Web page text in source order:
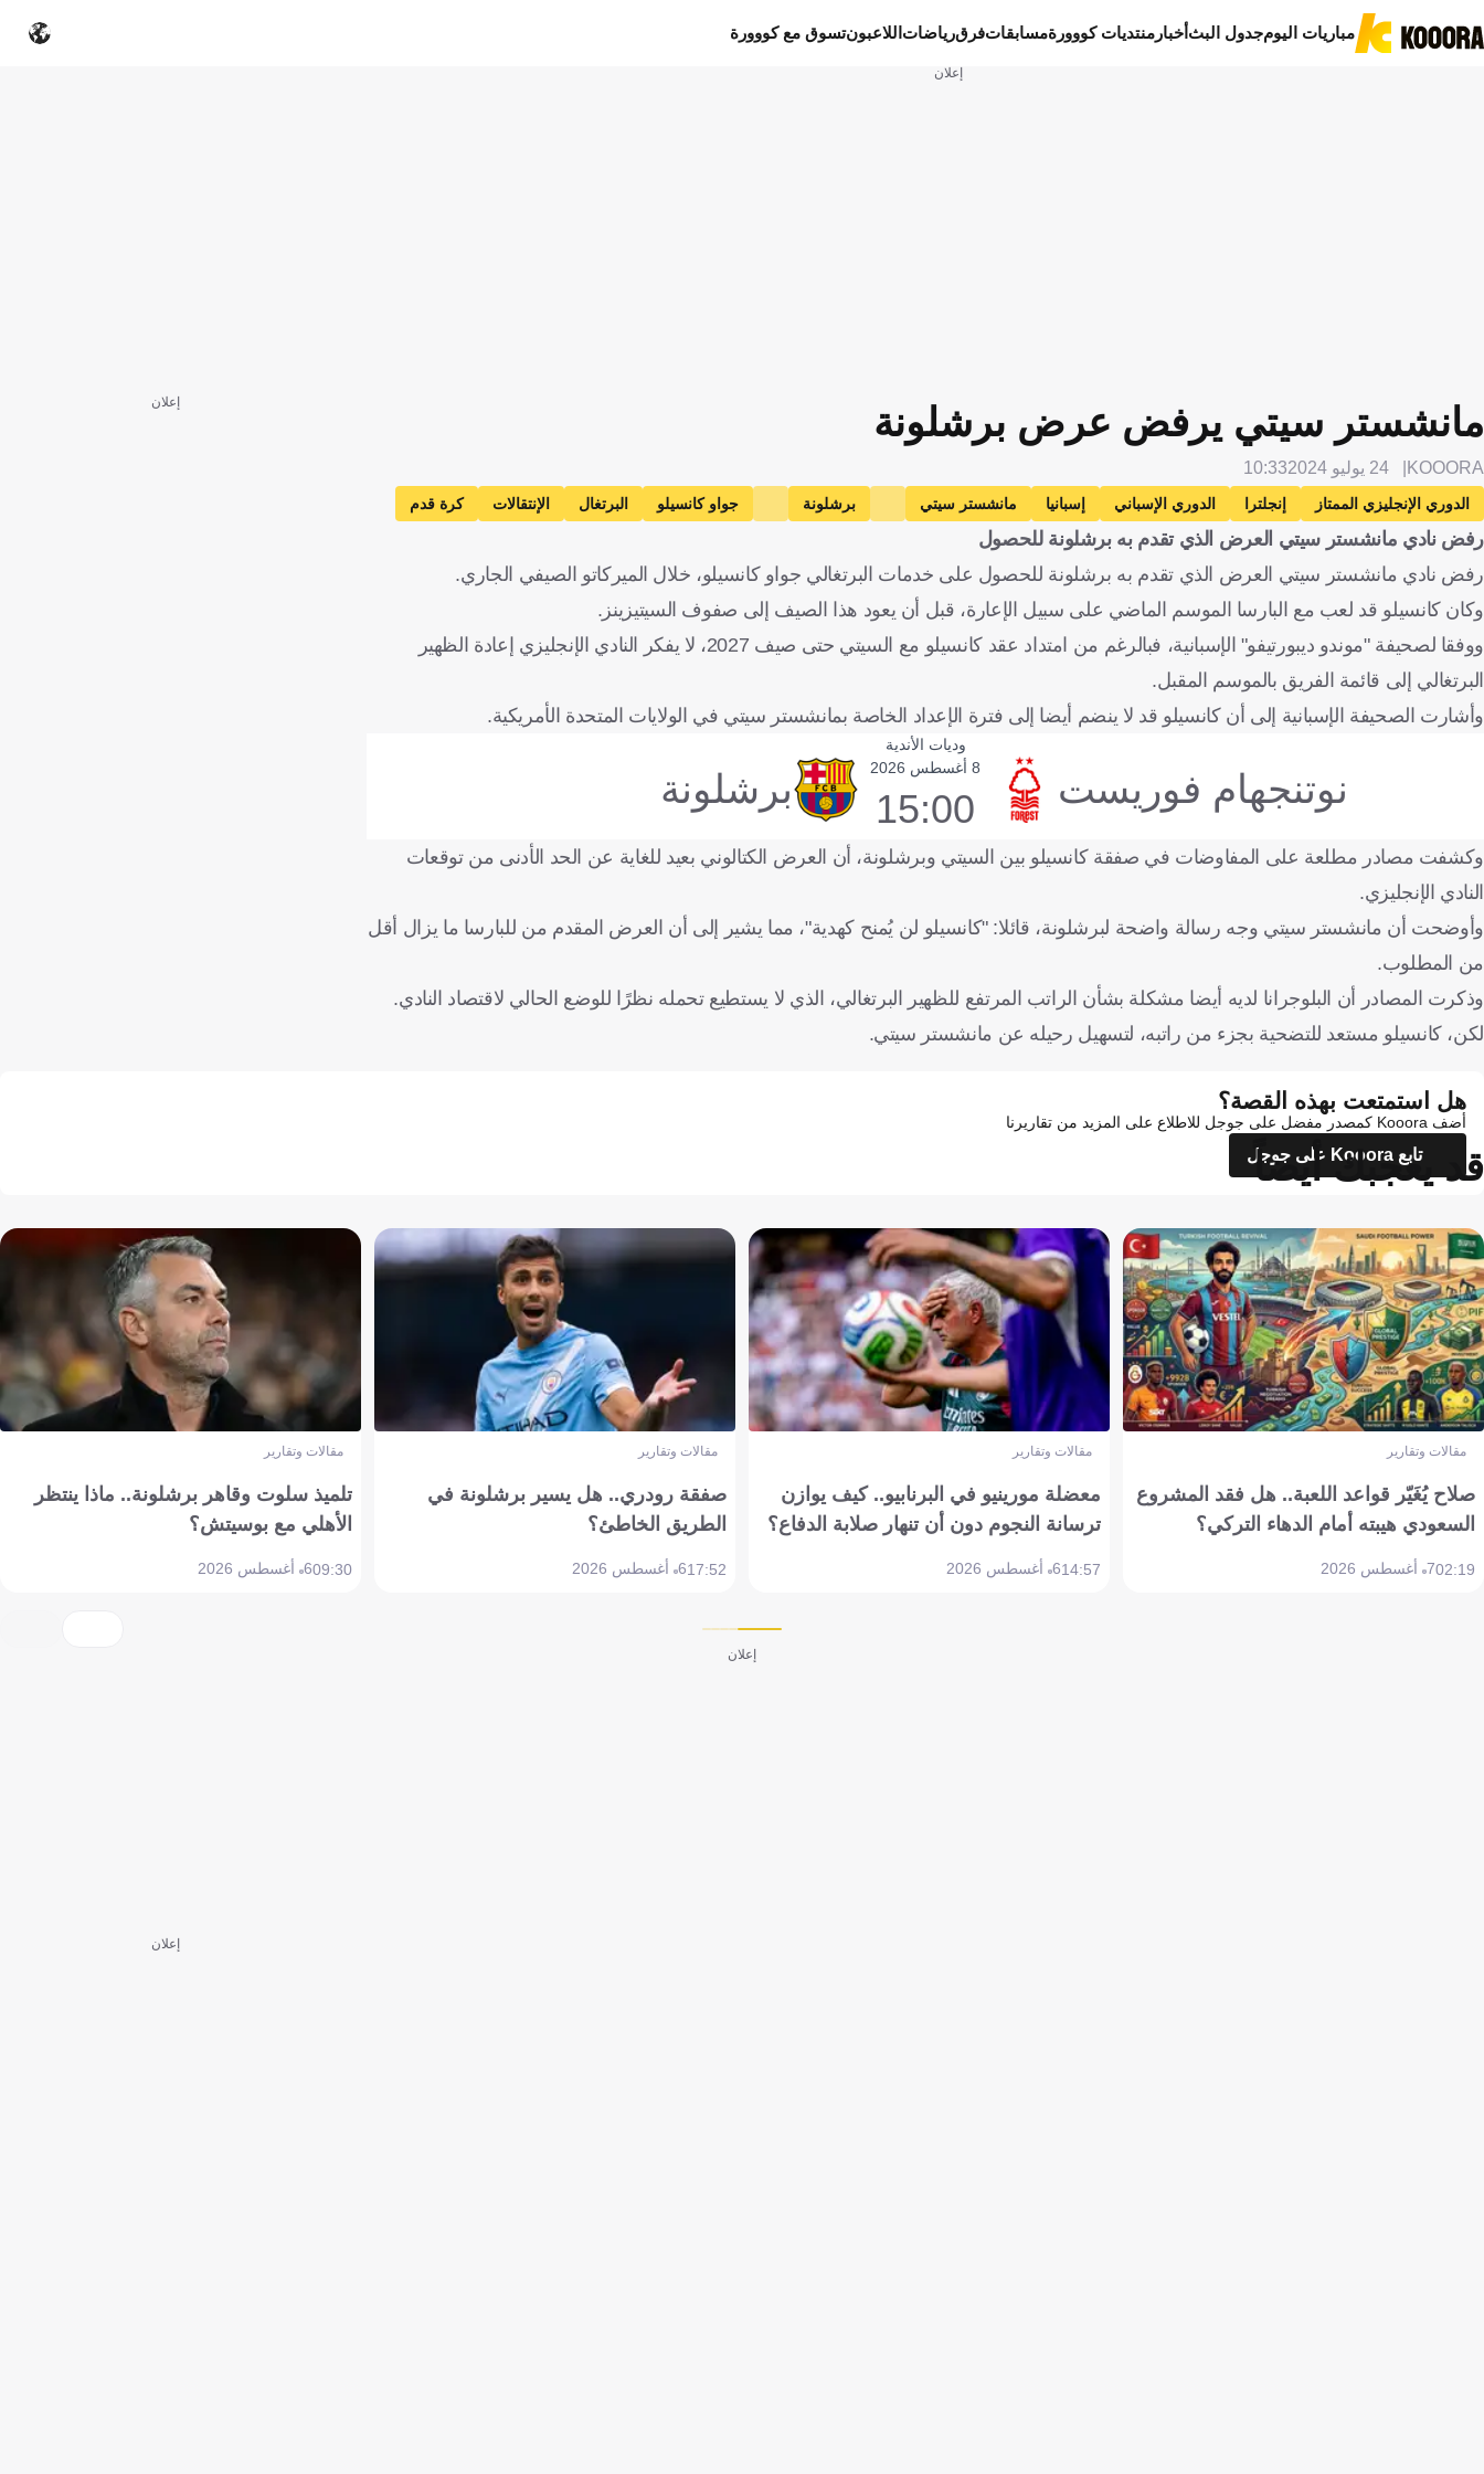
مباريات اليومجدول البثأخبار منتديات كووورةمسابقاتفرقرياضات اللاعبونتسوق مع كووورة
إعلان
مانشستر سيتي يرفض عرض برشلونة
KOOORA 24 يوليو 2024 10:33
الدوري الإنجليزي الممتاز إنجلترا الدوري الإسباني إسبانيا مانشستر سيتي برشلونة جواو كانسيلو البرتغال الإنتقالات كرة قدم
رفض نادي مانشستر سيتي العرض الذي تقدم به برشلونة للحصول
رفض نادي مانشستر سيتي العرض الذي تقدم به برشلونة للحصول على خدمات البرتغالي جواو كانسيلو، خلال الميركاتو الصيفي الجاري.
وكان كانسيلو قد لعب مع البارسا الموسم الماضي على سبيل الإعارة، قبل أن يعود هذا الصيف إلى صفوف السيتيزينز.
ووفقا لصحيفة "موندو ديبورتيفو" الإسبانية، فبالرغم من امتداد عقد كانسيلو مع السيتي حتى صيف 2027، لا يفكر النادي الإنجليزي إعادة الظهير
البرتغالي إلى قائمة الفريق بالموسم المقبل.
وأشارت الصحيفة الإسبانية إلى أن كانسيلو قد لا ينضم أيضا إلى فترة الإعداد الخاصة بمانشستر سيتي في الولايات المتحدة الأمريكية.
وديات الأندية
نوتنجهام فوريست 8 أغسطس 2026
15:00 برشلونة
وكشفت مصادر مطلعة على المفاوضات في صفقة كانسيلو بين السيتي وبرشلونة، أن العرض الكتالوني بعيد للغاية عن الحد الأدنى من توقعات
النادي الإنجليزي.
وأوضحت أن مانشستر سيتي وجه رسالة واضحة لبرشلونة، قائلا: "كانسيلو لن يُمنح كهدية"، مما يشير إلى أن العرض المقدم من للبارسا ما يزال أقل
من المطلوب.
وذكرت المصادر أن البلوجرانا لديه أيضا مشكلة بشأن الراتب المرتفع للظهير البرتغالي، الذي لا يستطيع تحمله نظرًا للوضع الحالي لاقتصاد النادي.
لكن، كانسيلو مستعد للتضحية بجزء من راتبه، لتسهيل رحيله عن مانشستر سيتي.
إعلان
هل استمتعت بهذه القصة؟
أضف Kooora كمصدر مفضل على جوجل للاطلاع على المزيد من تقاريرنا
تابع Kooora على جوجل
قد يعجبك أيضاً
مقالات وتقارير
صلاح يُغَيّر قواعد اللعبة.. هل فقد المشروع
السعودي هيبته أمام الدهاء التركي؟
02:197 أغسطس 2026
مقالات وتقارير
معضلة مورينيو في البرنابيو.. كيف يوازن
ترسانة النجوم دون أن تنهار صلابة الدفاع؟
14:576 أغسطس 2026
مقالات وتقارير
صفقة رودري.. هل يسير برشلونة في
الطريق الخاطئ؟
17:526 أغسطس 2026
مقالات وتقارير
تلميذ سلوت وقاهر برشلونة.. ماذا ينتظر
الأهلي مع بوسيتش؟
09:306 أغسطس 2026
إعلان
إعلان